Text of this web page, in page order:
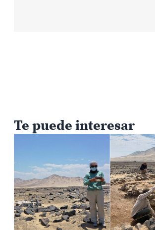
Te puede interesar